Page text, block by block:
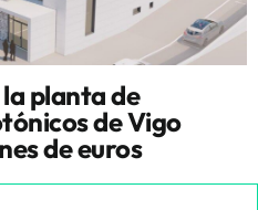
planta de
de Vigo
de euros